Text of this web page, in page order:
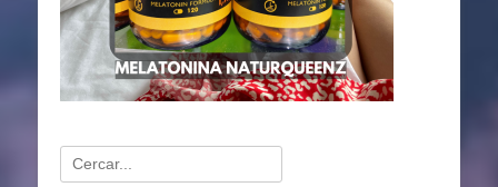
Buscar: